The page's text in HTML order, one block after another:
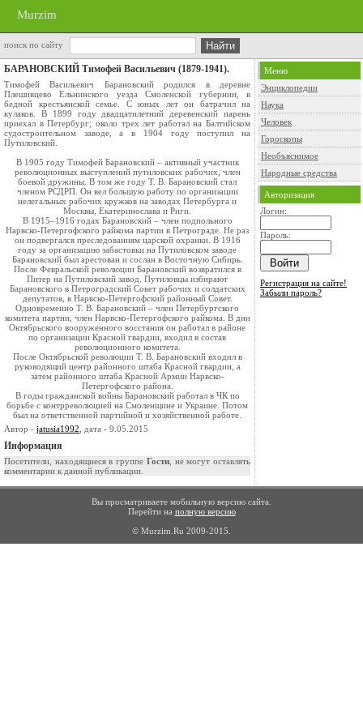
Murzim
поиск по сайту
БАРАНОВСКИЙ Тимофей Васильевич (1879-1941).
Тимофей Васильевич Барановский родился в деревне
Плешивцево Ельнинского уезда Смоленской губернии, в
бедной крестьянской семье. С юных лет он батрачил на
кулаков. В 1899 году двадцатилетний деревенский парень
приехал в Петербург; около трех лет работал на Балтийском
судостроительном заводе, а в 1904 году поступил на
Путиловский.
В 1905 году Тимофей Барановский – активный участник
революционных выступлений путиловских рабочих, член
боевой дружины. В том же году Т. В. Барановский стал
членом РСДРП. Он вел большую работу по организации
нелегальных рабочих кружков на заводах Петербурга и
Москвы, Екатеринослава и Риги.
В 1915–1916 годах Барановский – член подпольного
Нарвско-Петергофского райкома партии в Петрограде. Не раз
он подвергался преследованиям царской охранки. В 1916
году за организацию забастовки на Путиловском заводе
Барановский был арестован и сослан в Восточную Сибирь.
После Февральской революции Барановский возвратился в
Питер на Путиловский завод. Путиловцы избирают
Барановского в Петроградский Совет рабочих и солдатских
депутатов, в Нарвско-Петергофский районный Совет.
Одновременно Т. В. Барановский – член Петербургского
комитета партии, член Нарвско-Петергофского райкома. В дни
Октябрьского вооруженного восстания он работал в районе
по организации Красной гвардии, входил в состав
революционного комитета.
После Октябрьской революции Т. В. Барановский входил в
руководящий центр районного штаба Красной гвардии, а
затем районного штаба Красной Армии Нарвско-
Петергофского района.
В годы гражданской войны Барановский работал в ЧК по
борьбе с контрреволюцией на Смоленщине и Украине. Потом
был на ответственной партийной и хозяйственной работе.
Автор - jatusia1992 , дата - 9.05.2015
Информация
Посетители, находящиеся в группе Гости, не могут оставлять
комментарии к данной публикации.
Меню
Энциклопедии
Наука
Человек
Гороскопы
Необъяснимое
Народные средства
Авторизация
Логин:
Пароль:
Регистрация на сайте!
Забыли пароль?
Вы просматриваете мобильную версию сайта.
Перейти на полную версию
© Murzim.Ru 2009-2015.